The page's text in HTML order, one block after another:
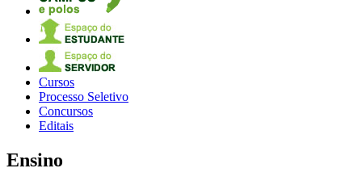
Cursos
Processo Seletivo
Concursos
Editais
Ensino